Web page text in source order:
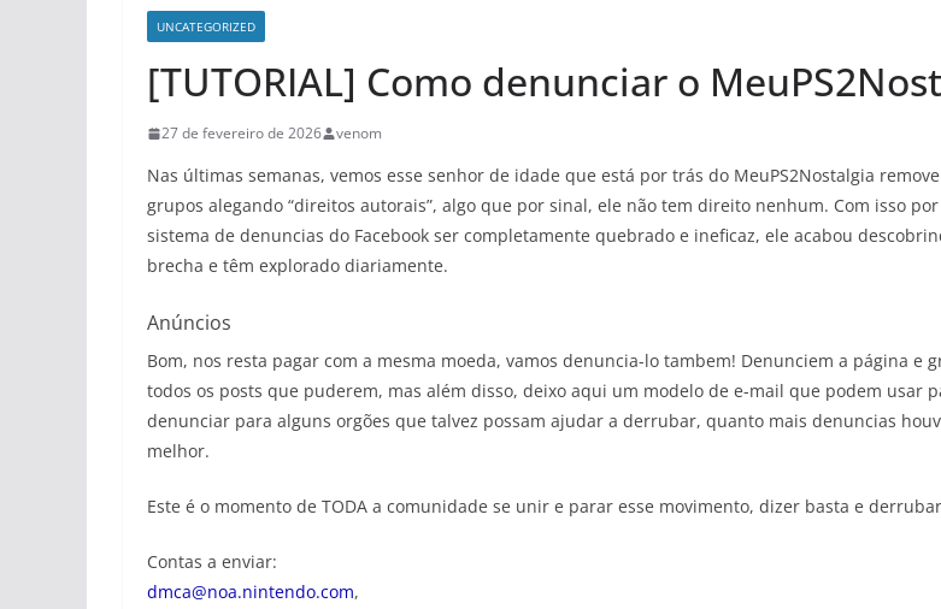
UNCATEGORIZED
[TUTORIAL] Como denunciar o
27 de fevereiro de 2026 venom
Nas últimas semanas, vemos esse senhor de idade que está por trás do MeuPS2Nostalgia
grupos alegando “direitos autorais”, algo que por sinal, ele não tem direito nenhum. Com isso
sistema de denuncias do Facebook ser completamente quebrado e ineficaz, ele acabou
brecha e têm explorado diariamente.
Anúncios
Bom, nos resta pagar com a mesma moeda, vamos denuncia-lo tambem! Denunciem a página e
todos os posts que puderem, mas além disso, deixo aqui um modelo de e-mail que podem usar
denunciar para alguns orgões que talvez possam ajudar a derrubar, quanto mais denuncias
melhor.
Este é o momento de TODA a comunidade se unir e parar esse movimento, dizer basta e
Contas a enviar:
dmca@noa.nintendo.com,